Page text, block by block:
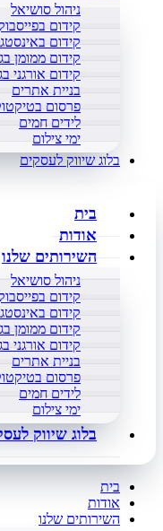
ניהול סושיאל
קידום
קידום
קידום ממומן
קידום אורגני
בניית אתרים
פרסום
לידים חמים
ימי צילום
בלוג שיווק לעסקים
בית
אודות
השירותים שלנו
ניהול סושיאל
קידום
קידום
קידום ממומן
קידום אורגני
בניית אתרים
פרסום
לידים חמים
ימי צילום
בלוג שיווק
בית
אודות
השירותים שלנו